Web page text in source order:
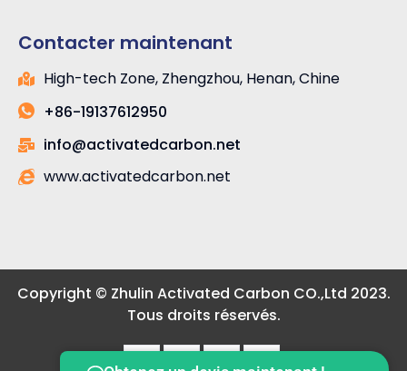
Contacter maintenant
High-tech Zone, Zhengzhou, Henan, Chine
+86-19137612950
info@activatedcarbon.net
www.activatedcarbon.net
Copyright © Zhulin Activated Carbon CO.,Ltd 2023.
Tous droits réservés.